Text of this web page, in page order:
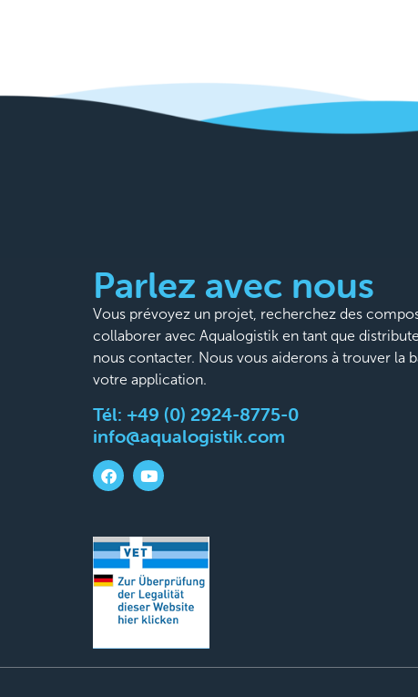
Parlez avec nous
Vous prévoyez un projet, recherchez des
collaborer avec Aqualogistik en tant que
nous contacter. Nous vous aiderons à trouver la
votre application.
Tél: +49 (0) 2924-8775-0
info@aqualogistik.com